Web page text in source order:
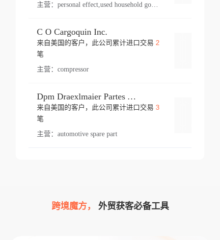
主营： personal effect,used household goods
C O Cargoquin Inc.
来自美国的客户，此公司累计进口交易 2
笔
主营： compressor
Dpm Draexlmaier Partes Automotrices Corr Ind Huejotzingo
来自美国的客户，此公司累计进口交易 3
笔
主营： automotive spare part
跨境魔方， 外贸获客必备工具